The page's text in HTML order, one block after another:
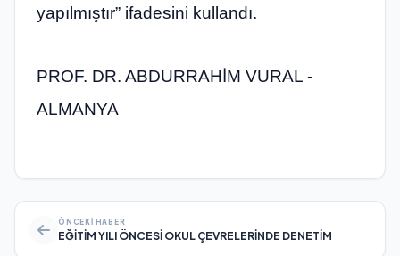
yapılmıştır” ifadesini kullandı.
PROF. DR. ABDURRAHİM VURAL -
ALMANYA
ÖNCEKI HABER
EĞİTİM YILI ÖNCESİ OKUL ÇEVRELERİNDE DENETİM